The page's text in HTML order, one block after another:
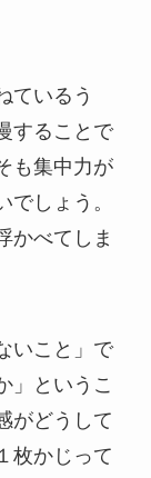
ているう
することで
も集中力が
しょう。
かべてしま
いこと」で
」というこ
がどうして
枚かじって